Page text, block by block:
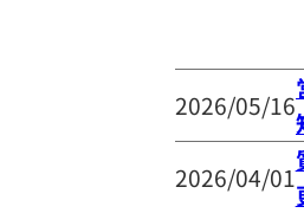
2026/05/16
2026/04/01